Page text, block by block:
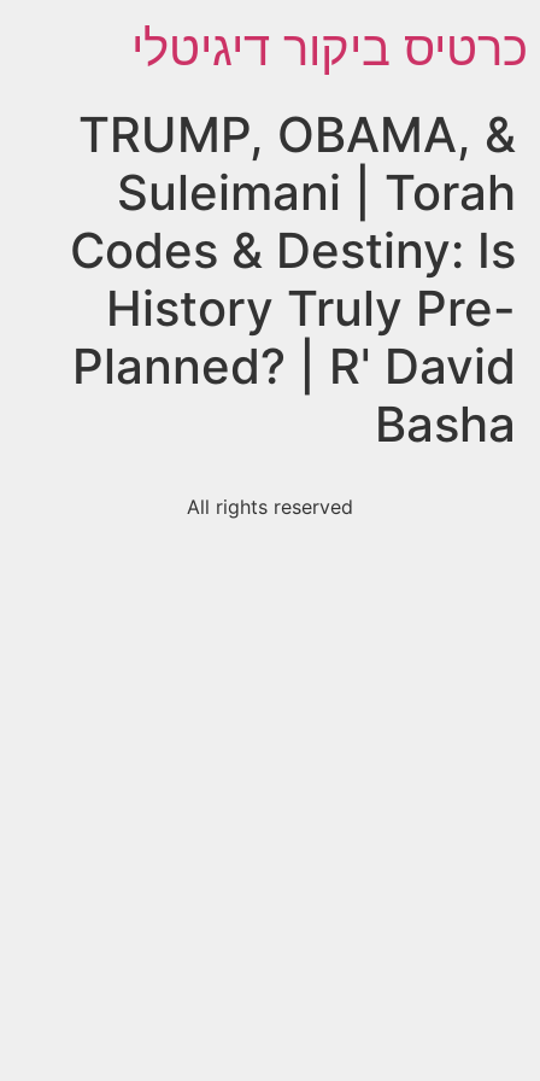
כרטיס ביקור דיגיטלי
TRUMP, OBAMA, &
Suleimani | Torah
Codes & Destiny: Is
History Truly Pre-
Planned? | R' David
Basha
All rights reserved